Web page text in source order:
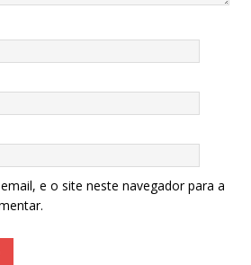
e o site neste navegador para a